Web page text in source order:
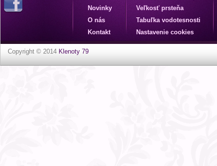
Novinky
O nás
Kontakt
Veľkosť prsteňa
Tabuľka vodotesnosti
Nastavenie cookies
Copyright © 2014 Klenoty 79